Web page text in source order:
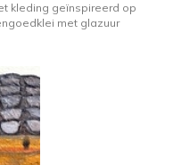
kleding geïnspireerd op
met glazuur